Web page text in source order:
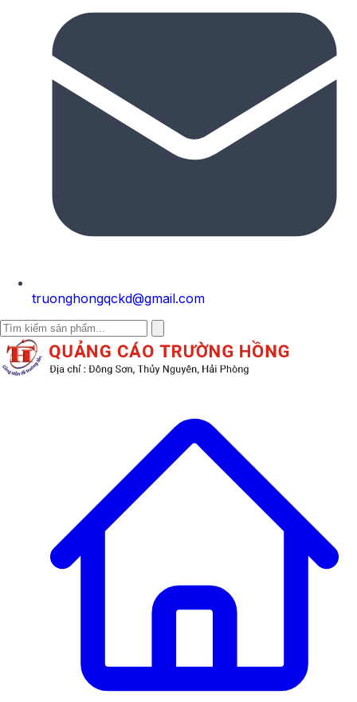
truonghongqckd@gmail.com